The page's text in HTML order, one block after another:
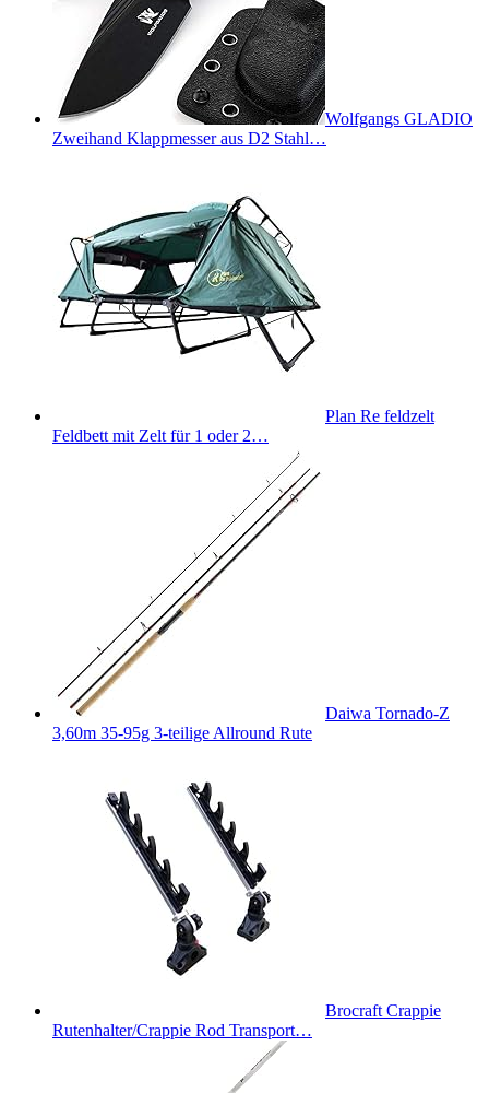
Wolfgangs GLADIO
Zweihand Klappmesser aus D2 Stahl…
Plan Re feldzelt
Feldbett mit Zelt für 1 oder 2…
Daiwa Tornado-Z
3,60m 35-95g 3-teilige Allround Rute
Brocraft Crappie
Rutenhalter/Crappie Rod Transport…